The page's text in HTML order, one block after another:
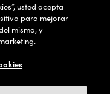
Cash App Afterpay.
usted acepta
para mejorar
mismo, y